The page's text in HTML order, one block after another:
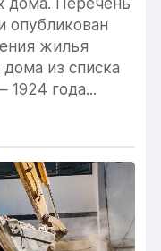
опубликован
жилья
из списка
года...